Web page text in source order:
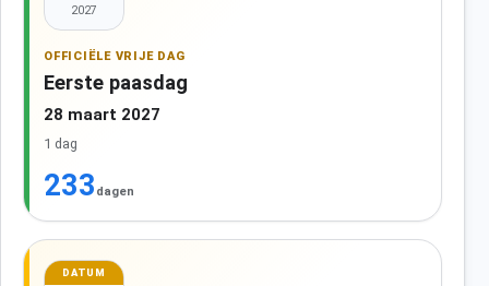
2027
OFFICIËLE VRIJE DAG
Eerste paasdag
28 maart 2027
1 dag
233 dagen
DATUM